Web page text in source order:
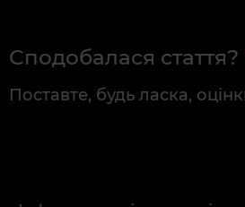
Сподобалася стаття?
Поставте, будь ласка,